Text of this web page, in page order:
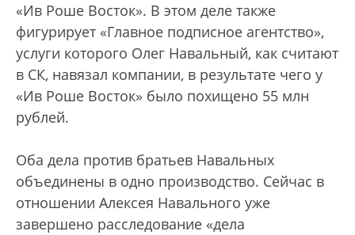
«Ив Роше Восток». В этом деле также
фигурирует «Главное подписное агентство»,
услуги которого Олег Навальный, как считают
в СК, навязал компании, в результате чего у
«Ив Роше Восток» было похищено 55 млн
рублей.
Оба дела против братьев Навальных
объединены в одно производство. Сейчас в
отношении Алексея Навального уже
завершено расследование «дела